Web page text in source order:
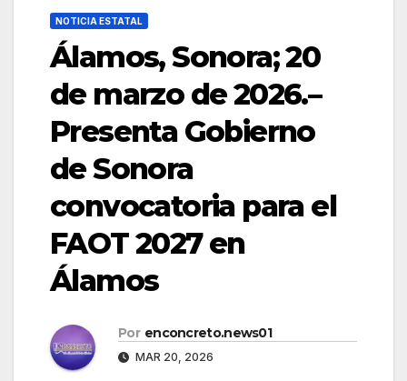
NOTICIA ESTATAL
Álamos, Sonora; 20
de marzo de 2026.–
Presenta Gobierno
de Sonora
convocatoria para el
FAOT 2027 en
Álamos
Por enconcreto.news01
MAR 20, 2026